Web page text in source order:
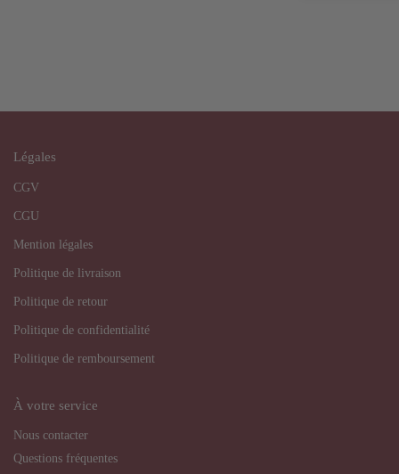
Légales
CGV
CGU
Mention légales
Politique de livraison
Politique de retour
Politique de confidentialité
Politique de remboursement
À votre service
Nous contacter
Questions fréquentes